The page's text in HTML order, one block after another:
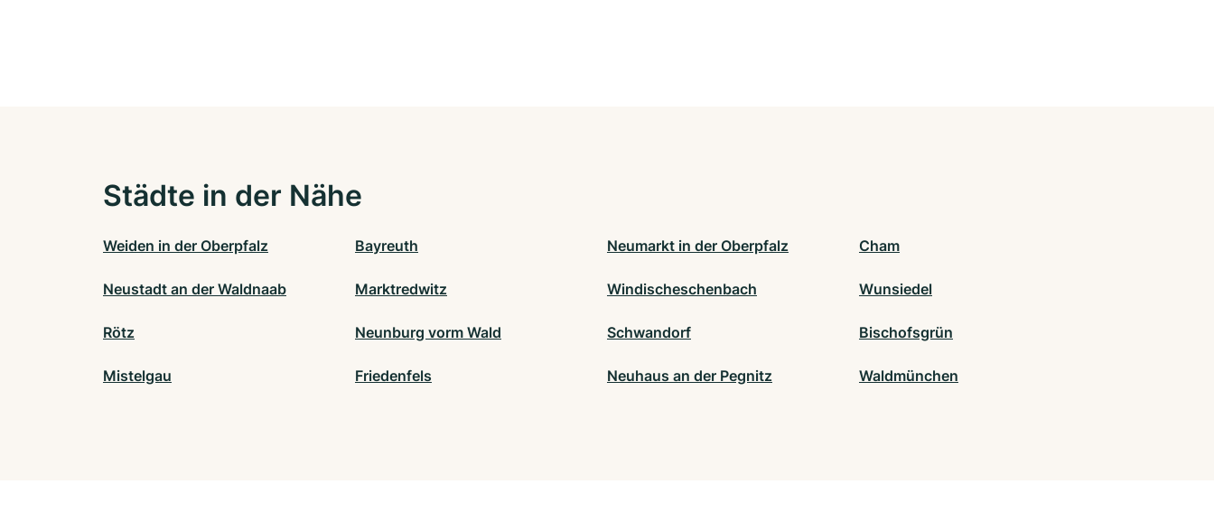
Städte in der Nähe
Weiden in der Oberpfalz Bayreuth Neumarkt in der Oberpfalz Cham
Neustadt an der Waldnaab Marktredwitz Windischeschenbach Wunsiedel
Rötz Neunburg vorm Wald Schwandorf Bischofsgrün
Mistelgau Friedenfels Neuhaus an der Pegnitz Waldmünchen